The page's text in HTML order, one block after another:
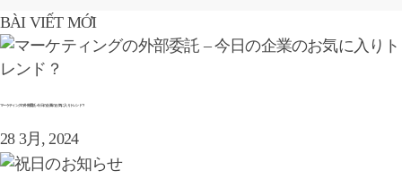
BÀI VIẾT MỚI
マーケティングの外部委託 – 今日の企業のお気に入りトレンド？
28 3月, 2024